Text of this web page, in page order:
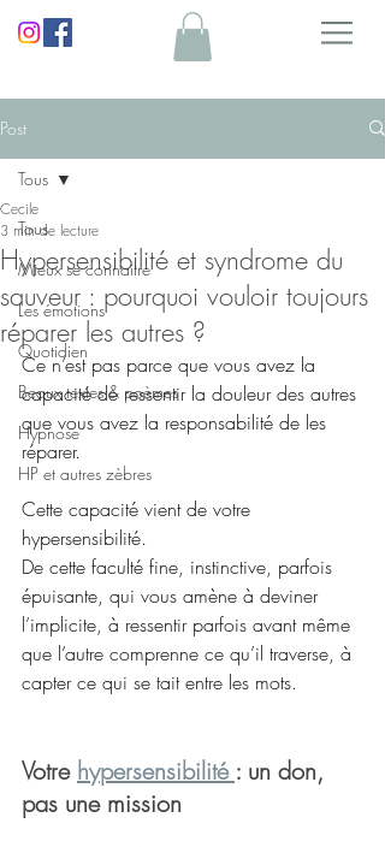
Post
Tous
Mieux se connaitre
Les émotions
Quotidien
Beaux textes & poèmes
Hypnose
HP et autres zèbres
Tous
Hypersensibilité et syndrome du
sauveur : pourquoi vouloir toujours
réparer les autres ?
Cecile
3 min de lecture
Ce n’est pas parce que vous avez la
capacité de ressentir la douleur des autres
que vous avez la responsabilité de les
réparer.
Cette capacité vient de votre
hypersensibilité.
De cette faculté fine, instinctive, parfois
épuisante, qui vous amène à deviner
l’implicite, à ressentir parfois avant même
que l’autre comprenne ce qu’il traverse, à
capter ce qui se tait entre les mots.
Votre hypersensibilité : un don,
pas une mission